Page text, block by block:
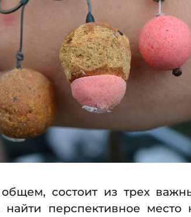
5
состоит из трех
перспективное место